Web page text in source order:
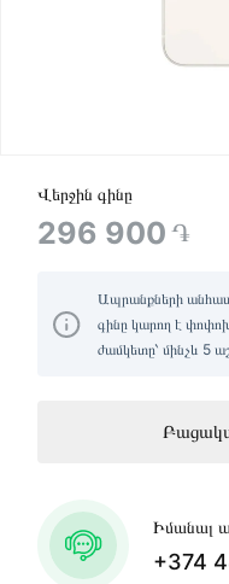
Վերջին գինը
296 900 ֏
Ապրանքների
գինը կարող է
ժամկետը՝ մինչև 5
Իմանալ
+374